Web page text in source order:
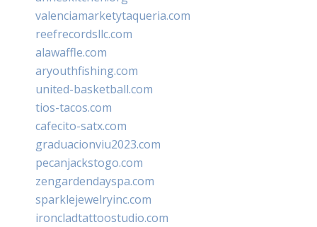
valenciamarketytaqueria.com
reefrecordsllc.com
alawaffle.com
aryouthfishing.com
united-basketball.com
tios-tacos.com
cafecito-satx.com
graduacionviu2023.com
pecanjackstogo.com
zengardendayspa.com
sparklejewelryinc.com
ironcladtattoostudio.com